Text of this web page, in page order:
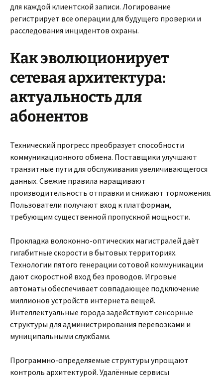
для каждой клиентской записи. Логирование
регистрирует все операции для будущего проверки и
расследования инцидентов охраны.
Как эволюционирует
сетевая архитектура:
актуальность для
абонентов
Технический прогресс преобразует способности
коммуникационного обмена. Поставщики улучшают
транзитные пути для обслуживания увеличивающегося
данных. Свежие правила наращивают
производительность отправки и снижают торможения.
Пользователи получают вход к платформам,
требующим существенной пропускной мощности.
Прокладка волоконно-оптических магистралей даёт
гигабитные скорости в бытовых территориях.
Технологии пятого генерации сотовой коммуникации
дают скоростной вход без проводов. Игровые
автоматы обеспечивает совпадающее подключение
миллионов устройств интернета вещей.
Интеллектуальные города задействуют сенсорные
структуры для администрирования перевозками и
муниципальными службами.
Программно-определяемые структуры упрощают
контроль архитектурой. Удалённые сервисы